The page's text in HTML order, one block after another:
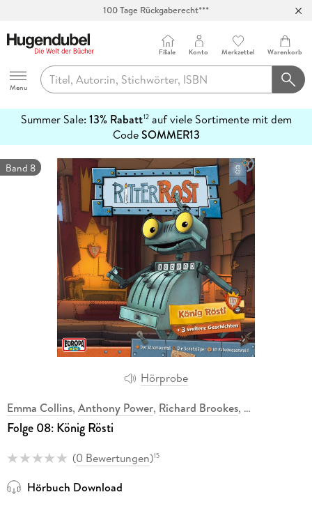
100 Tage Rückgaberecht***
Hugendubel
Menu
Filiale Konto Merkzettel Warenkorb
Summer Sale: 13% Rabatt12auf viele Sortimente mit dem
CodeSOMMER13
erfahren
Hörprobe
Band 8
Emma Collins, Anthony Power, Richard Brookes,
Folge 08: König Rösti
(0 Bewertungen)15
Hörbuch Download